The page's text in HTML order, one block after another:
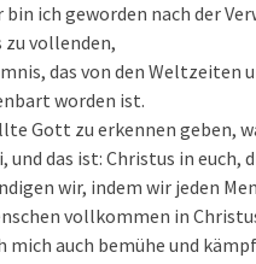
bin ich geworden nach der
vollenden,
das von den Weltzeiten
worden ist.
Gott zu erkennen geben,
und das ist: Christus in euch,
wir, indem wir jeden
vollkommen in
mich auch bemühe und